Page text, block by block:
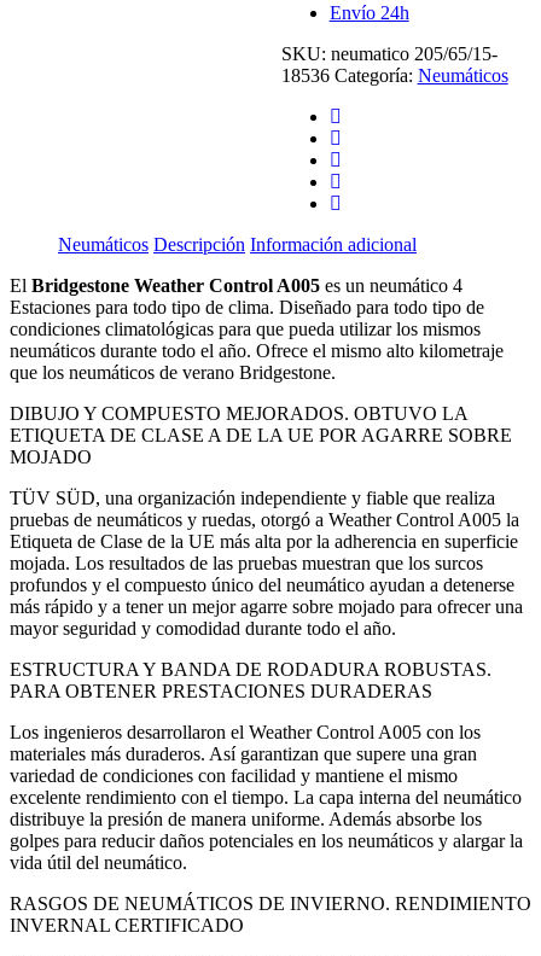
-99V
Estaciones
cantidad
Envío 24h
SKU: neumatico 205/65/15-
18536 Categoría: Neumáticos
Neumáticos Descripción Información adicional
El Bridgestone Weather Control A005 es un neumático 4
Estaciones para todo tipo de clima. Diseñado para todo tipo de
condiciones climatológicas para que pueda utilizar los mismos
neumáticos durante todo el año. Ofrece el mismo alto kilometraje
que los neumáticos de verano Bridgestone.
DIBUJO Y COMPUESTO MEJORADOS. OBTUVO LA
ETIQUETA DE CLASE A DE LA UE POR AGARRE SOBRE
MOJADO
TÜV SÜD, una organización independiente y fiable que realiza
pruebas de neumáticos y ruedas, otorgó a Weather Control A005 la
Etiqueta de Clase de la UE más alta por la adherencia en superficie
mojada. Los resultados de las pruebas muestran que los surcos
profundos y el compuesto único del neumático ayudan a detenerse
más rápido y a tener un mejor agarre sobre mojado para ofrecer una
mayor seguridad y comodidad durante todo el año.
ESTRUCTURA Y BANDA DE RODADURA ROBUSTAS.
PARA OBTENER PRESTACIONES DURADERAS
Los ingenieros desarrollaron el Weather Control A005 con los
materiales más duraderos. Así garantizan que supere una gran
variedad de condiciones con facilidad y mantiene el mismo
excelente rendimiento con el tiempo. La capa interna del neumático
distribuye la presión de manera uniforme. Además absorbe los
golpes para reducir daños potenciales en los neumáticos y alargar la
vida útil del neumático.
RASGOS DE NEUMÁTICOS DE INVIERNO. RENDIMIENTO
INVERNAL CERTIFICADO